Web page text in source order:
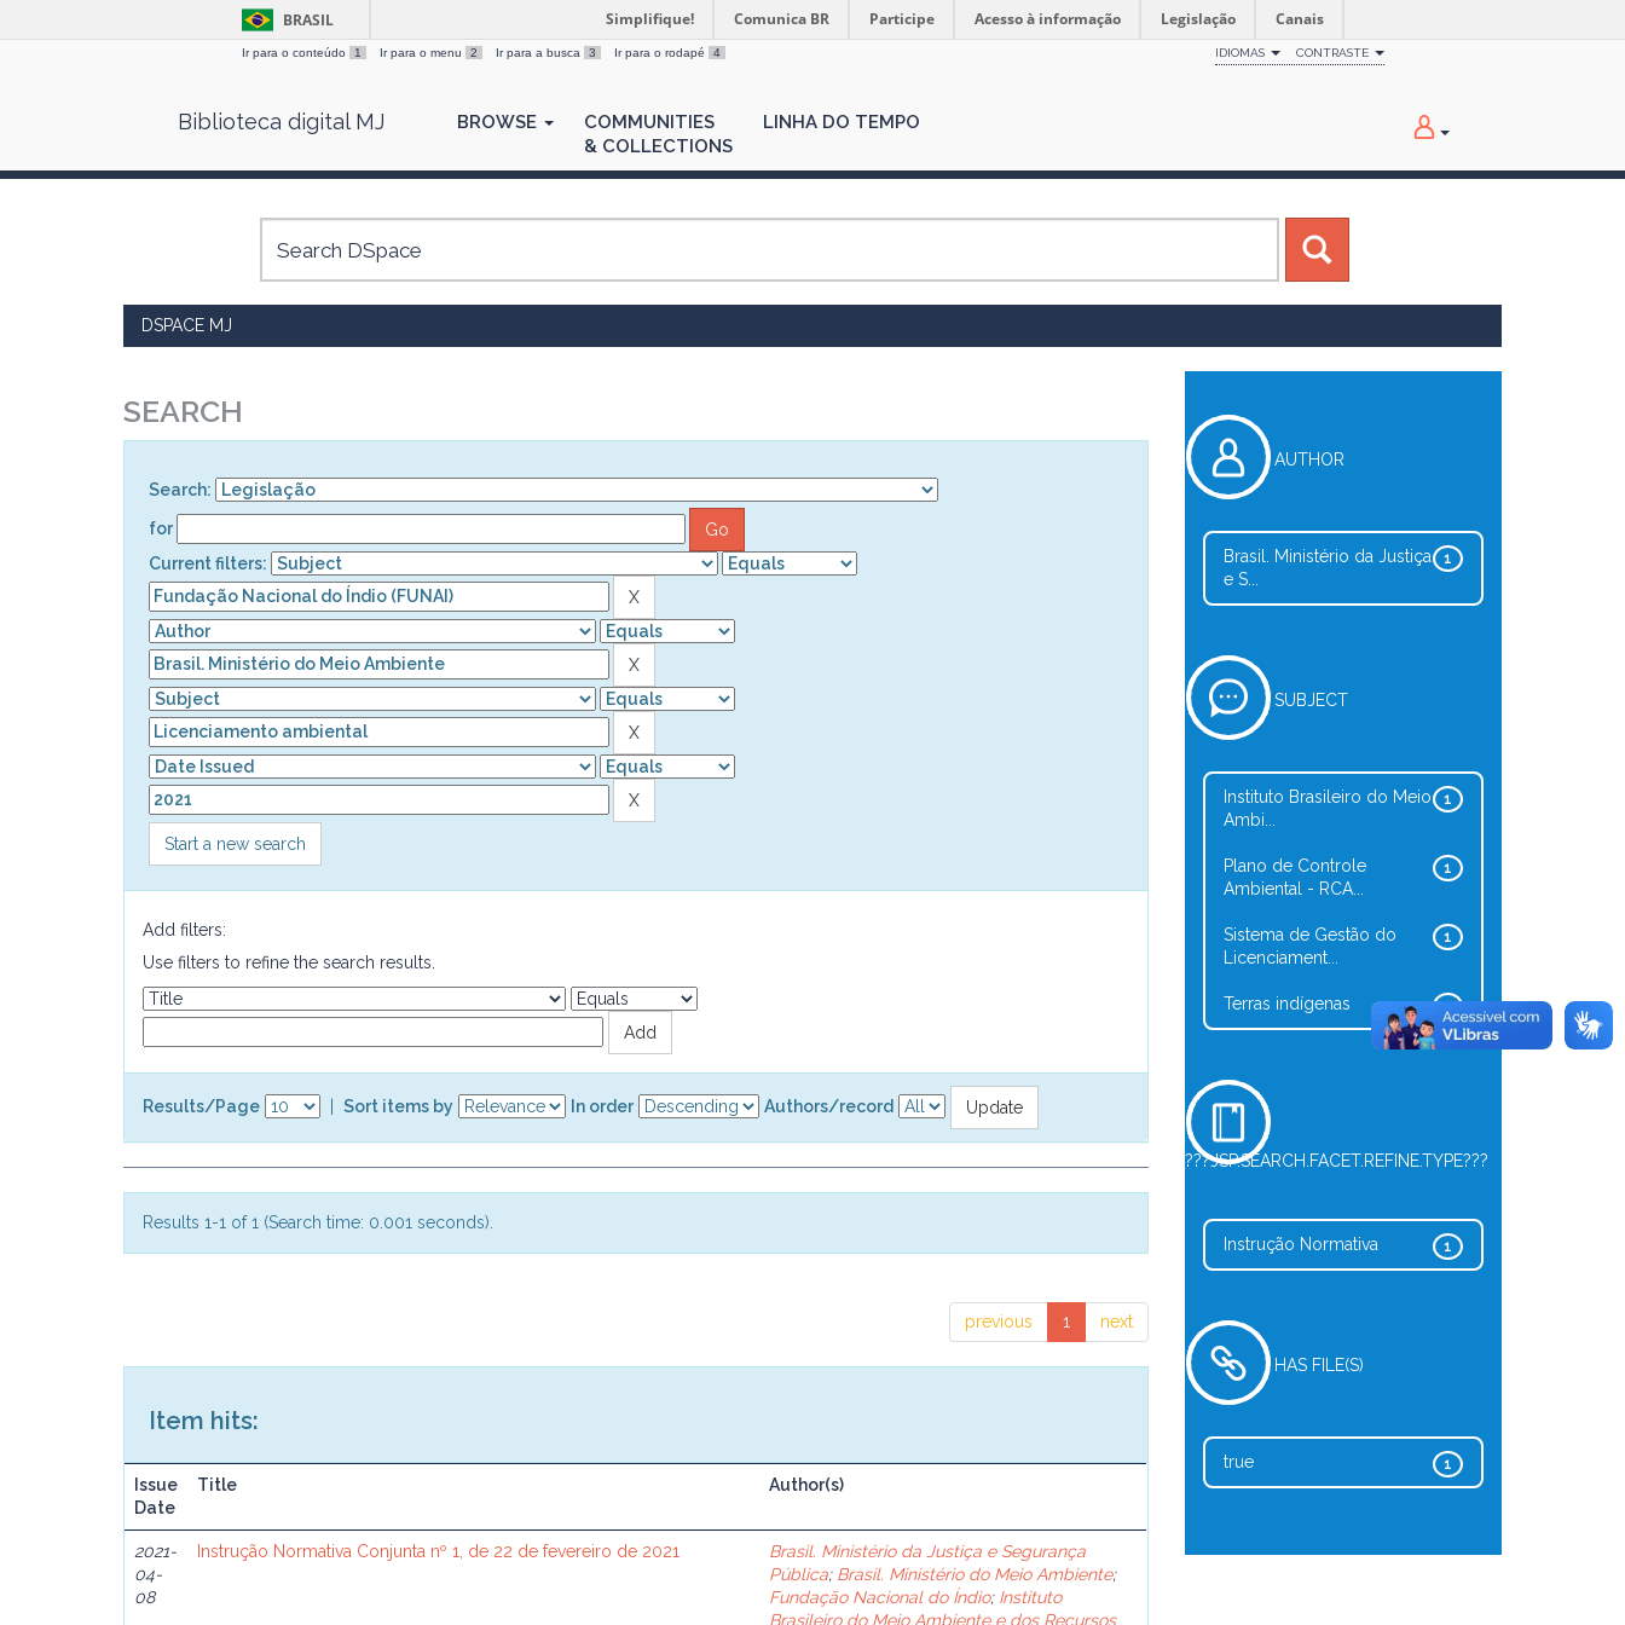
BRASIL Simplifique! Comunica BR Participe Acesso à informação Legislação Canais
Ir para o conteúdo 1 Ir para o menu 2 Ir para a busca 3 Ir para o rodapé 4 IDIOMAS CONTRASTE
Biblioteca digital MJ BROWSE
COMMUNITIES
& COLLECTIONS
LINHA DO TEMPO
DSPACE MJ
SEARCH
Search:
for
Current filters:
Start a new search
Add filters:
Use filters to refine the search results.
Results/Page Sort items by In order Authors/record
Results 1-1 of 1 (Search time: 0.001 seconds).
previous 1 next
Item hits:
Issue
Date
Title Author(s)
2021-
04-
08
Instrução Normativa Conjunta nº 1, de 22 de fevereiro de 2021
Brasil. Ministério da Justiça e Segurança
Pública; Brasil. Ministério do Meio Ambiente;
Fundação Nacional do Índio; Instituto
Brasileiro do Meio Ambiente e dos Recursos
AUTHOR
1
Brasil. Ministério da Justiça
e S...
SUBJECT
1
Instituto Brasileiro do Meio
Ambi...
1
Plano de Controle
Ambiental - RCA...
1
Sistema de Gestão do
Licenciament...
1
Terras indígenas
???JSP.SEARCH.FACET.REFINE.TYPE???
1
Instrução Normativa
HAS FILE(S)
1
true